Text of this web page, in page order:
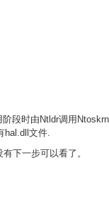
段时由Ntldr调用
文件.
下一步可以看了。